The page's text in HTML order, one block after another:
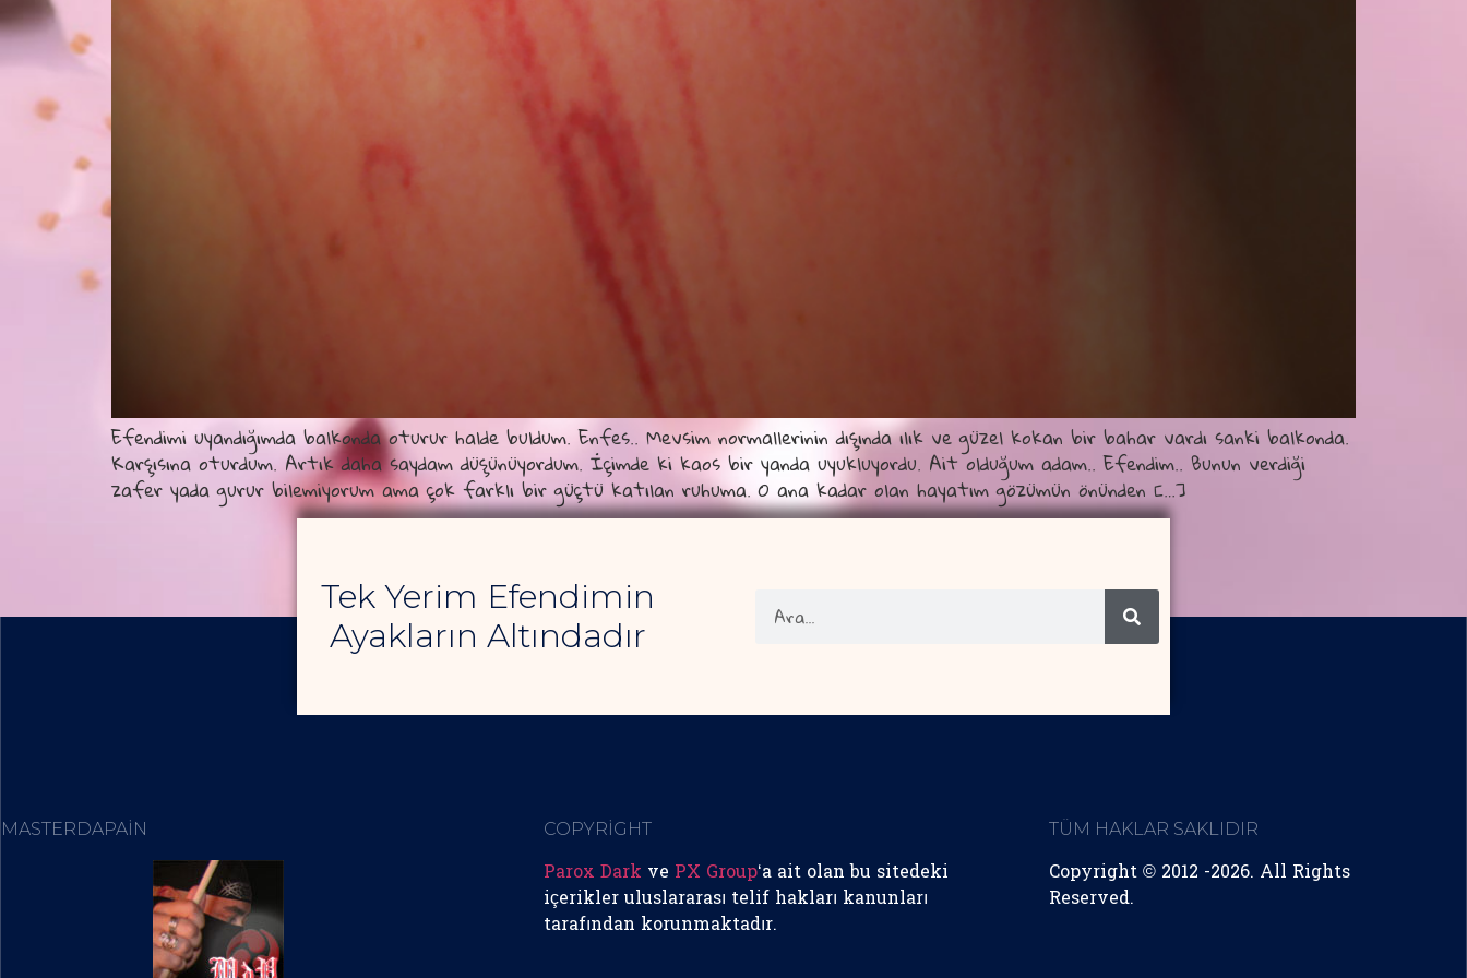
Efendimi uyandığımda balkonda oturur halde buldum. Enfes.. Mevsim normallerinin dışında ılık ve güzel kokan bir bahar vardı sanki balkonda.
Karşısına oturdum. Artık daha saydam düşünüyordum. İçimde ki kaos bir yanda uyukluyordu. Ait olduğum adam.. Efendim.. Bunun verdiği
zafer yada gurur bilemiyorum ama çok farklı bir güçtü katılan ruhuma. O ana kadar olan hayatım gözümün önünden […]
Tek Yerim Efendimin
Ayakların Altındadır
MASTERDAPAIN COPYRİGHT
Parox Dark ve PX Group‘a ait olan bu sitedeki
içerikler uluslararası telif hakları kanunları
tarafından korunmaktadır.
TÜM HAKLAR SAKLIDIR
Copyright © 2012 -2026. All Rights
Reserved.